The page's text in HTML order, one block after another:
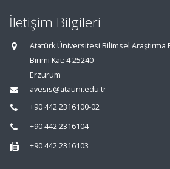
İletişim Bilgileri
Atatürk Üniversitesi Bilimsel
Birimi Kat: 4 25240
Erzurum
avesis@atauni.edu.tr
+90 442 2316100-02
+90 442 2316104
+90 442 2316103